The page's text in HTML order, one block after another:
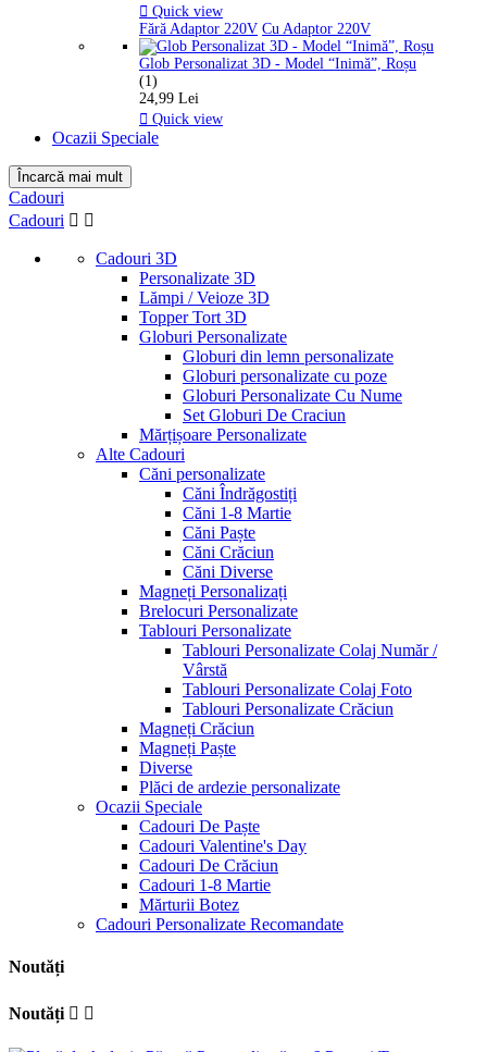
 Quick view
Fără Adaptor 220V Cu Adaptor 220V
Glob Personalizat 3D - Model “Inimă”, Roșu
(1)
24,99 Lei
 Quick view
Ocazii Speciale
Ștergeți filtrele
Categorii
Cadouri 1-8 Martie
Cadouri De Crăciun 86
Cadouri De Paște 46
Cadouri Valentine's Day
Mărturii Botez 47
Lei
Vizualizați produsele a188
Încarcă mai mult
Cadouri
Cadouri  
Cadouri 3D
Personalizate 3D
Lămpi / Veioze 3D
Topper Tort 3D
Globuri Personalizate
Globuri din lemn personalizate
Globuri personalizate cu poze
Globuri Personalizate Cu Nume
Set Globuri De Craciun
Mărțișoare Personalizate
Alte Cadouri
Căni personalizate
Căni Îndrăgostiți
Căni 1-8 Martie
Căni Paște
Căni Crăciun
Căni Diverse
Magneți Personalizați
Brelocuri Personalizate
Tablouri Personalizate
Tablouri Personalizate Colaj Număr /
Vârstă
Tablouri Personalizate Colaj Foto
Tablouri Personalizate Crăciun
Magneți Crăciun
Magneți Paște
Diverse
Plăci de ardezie personalizate
Ocazii Speciale
Cadouri De Paște
Cadouri Valentine's Day
Cadouri De Crăciun
Cadouri 1-8 Martie
Mărturii Botez
Cadouri Personalizate Recomandate
Noutăți
Noutăți  